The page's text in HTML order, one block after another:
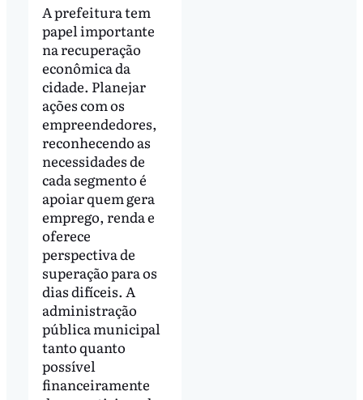
A prefeitura tem
papel importante
na recuperação
econômica da
cidade. Planejar
ações com os
empreendedores,
reconhecendo as
necessidades de
cada segmento é
apoiar quem gera
emprego, renda e
oferece
perspectiva de
superação para os
dias difíceis. A
administração
pública municipal
tanto quanto
possível
financeiramente